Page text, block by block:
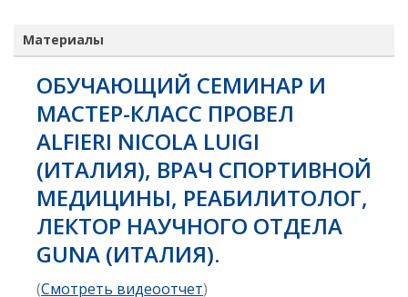
Материалы
ОБУЧАЮЩИЙ СЕМИНАР И
МАСТЕР-КЛАСС ПРОВЕЛ
ALFIERI NICOLA LUIGI
(ИТАЛИЯ), ВРАЧ СПОРТИВНОЙ
МЕДИЦИНЫ, РЕАБИЛИТОЛОГ,
ЛЕКТОР НАУЧНОГО ОТДЕЛА
GUNA (ИТАЛИЯ).
(Смотреть видеоотчет)